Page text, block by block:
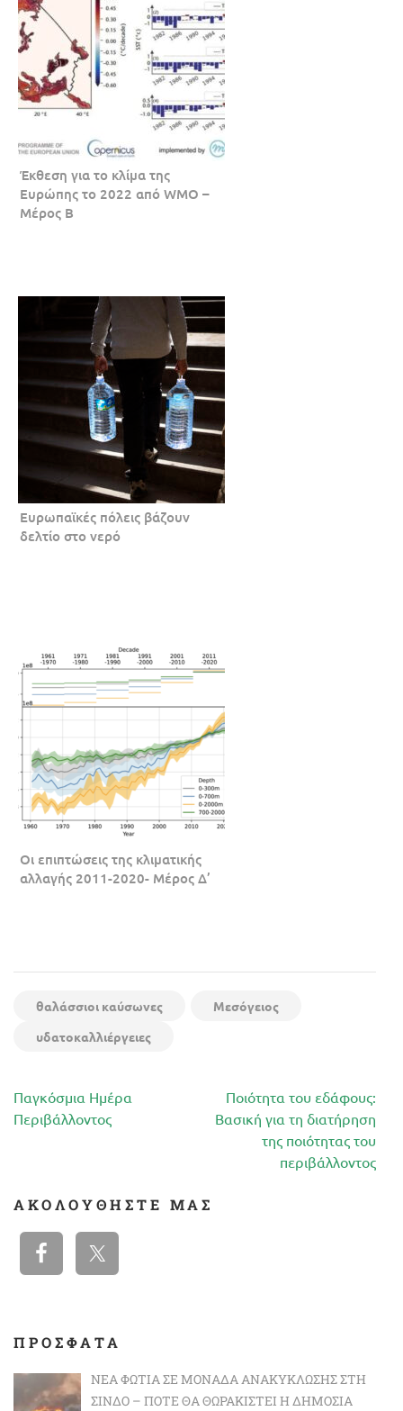
Έκθεση για το κλίμα της
Ευρώπης το 2022 από WMO –
Μέρος Β
Ευρωπαϊκές πόλεις βάζουν
δελτίο στο νερό
Οι επιπτώσεις της κλιματικής
αλλαγής 2011-2020- Μέρος Δ’
θαλάσσιοι καύσωνες
Μεσόγειος
υδατοκαλλιέργειες
Πλοήγηση
άρθρων
Παγκόσμια Ημέρα
Περιβάλλοντος
Ποιότητα του εδάφους:
Βασική για τη διατήρηση
της ποιότητας του
περιβάλλοντος
ΑΚΟΛΟΥΘΉΣΤΕ ΜΑΣ
ΠΡΟΣΦΑΤΑ
ΝΈΑ ΦΩΤΙΆ ΣΕ ΜΟΝΆΔΑ ΑΝΑΚΎΚΛΩΣΗΣ ΣΤΗ
ΣΊΝΔΟ – ΠΌΤΕ ΘΑ ΘΩΡΑΚΙΣΤΕΊ Η ΔΗΜΌΣΙΑ